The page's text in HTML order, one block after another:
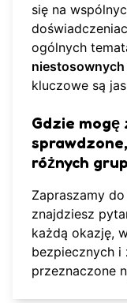
się na
ogólnych
niestosownych
kluczowe są
Gdzie
różnych
Zapraszamy do
znajdziesz
każdą okazję,
bezpiecznych i
przeznaczone